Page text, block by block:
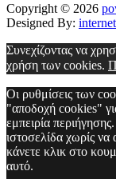
Copyright © 2026
Designed By:
Συνεχίζοντας να
χρήση των cookies.
Οι ρυθμίσεις των
"αποδοχή cookies"
εμπειρία
ιστοσελίδα χωρίς να
κάνετε κλικ στο
αυτό.